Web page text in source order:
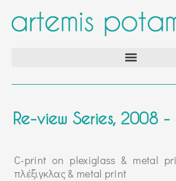
Re-view Series, 2008
C-print on plexiglass & metal
πλέξιγκλας & metal print